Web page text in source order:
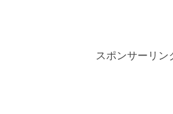
スポンサーリン